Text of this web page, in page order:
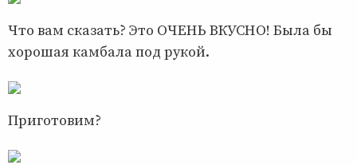
Что вам сказать? Это ОЧЕНЬ ВКУСНО! Была бы
хорошая камбала под рукой.
Приготовим?